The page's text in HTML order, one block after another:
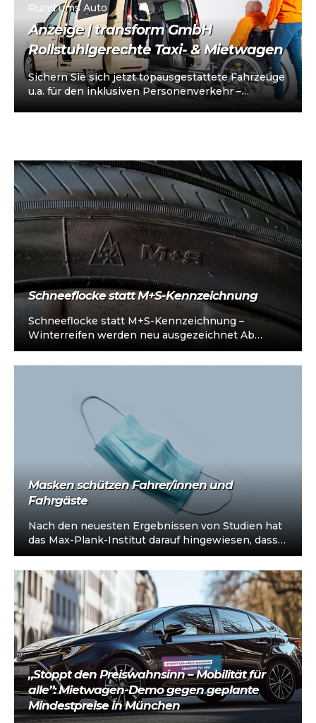
Rund ums Auto
Anzeige | transform GmbH
Rollstuhlgerechte Taxi- & Mietwagen
Sichern Sie sich jetzt topausgestattete Fahrzeuge
u.a. für den inklusiven Personenverkehr –
Schneeflocke statt M+S-Kennzeichnung
Schneeflocke statt M+S-Kennzeichnung –
Winterreifen werden neu ausgezeichnet Ab
Herbst gilt für Winterreifen eine neue
Kennzeichnung. Der stilisierte Berg mit…
Masken schützen Fahrer/innen und
Fahrgäste
Nach den neuesten Ergebnissen von Studien hat
das Max-Plank-Institut darauf hingewiesen, dass
Masken Fahrer/innen und Fahrgäste besonders
gut vor Ansteckungen…
„Stoppt den Preiswahnsinn – Mobilität für
alle”: Mietwagen-Demo gegen geplante
Mindestpreise in München